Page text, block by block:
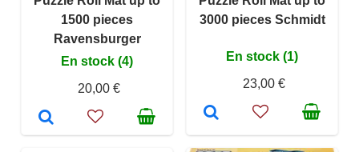
1500 pieces
Ravensburger
En stock (4)
20,00 €
3000 pieces Schmidt
En stock (1)
23,00 €